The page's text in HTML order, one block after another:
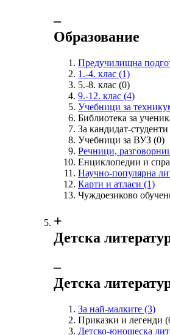
‒
Образование
Предучилищна
1.-4. клас (1)
5.-8. клас (0)
9.-12. клас (4)
Учебници за
Библиотека за
За кандидат-студенти
Учебници за ВУЗ (0)
Речници,
Енциклопедии и
Научно-популярна
Карти и атласи (1)
Чуждоезиково
+
Детска
‒
Детска
За най-малките (3)
Приказки и легенди
Детско-юношеска